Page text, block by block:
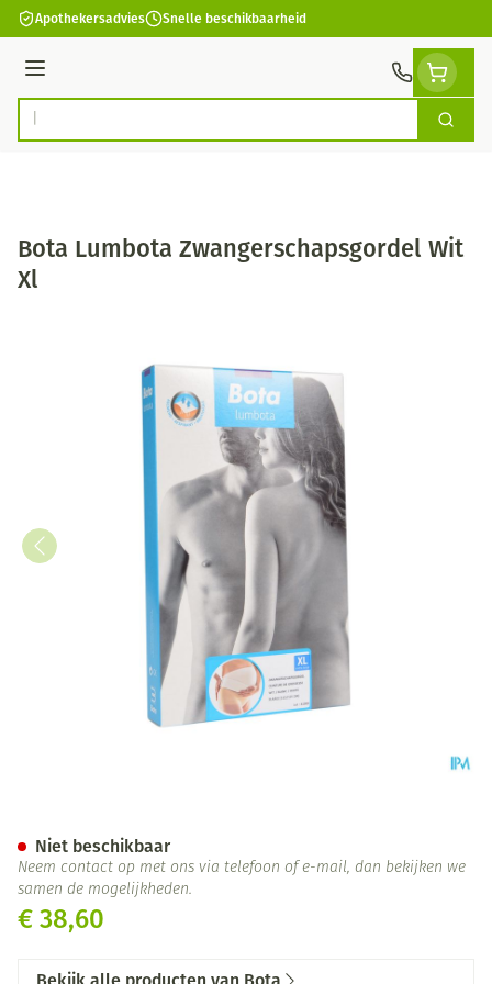
Ga naar de inhoud
Apothekersadvies Snelle beschikbaarheid
Menu
Product, merk, categorie... Zoek
Bota Lumbota Zwangerschapsgordel Wit
Xl
€ 38,60
Niet beschikbaar
Neem contact op met ons via telefoon of e-mail, dan bekijken we
samen de mogelijkheden.